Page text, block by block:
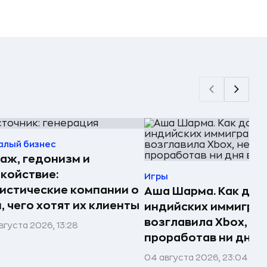
бизнес
гедонизм и
компании о
чего хотят их клиенты
2026, 13:28
Игры
Аша Шарма. Как
индийских
возглавила Xbox, не
проработав ни дня
04 августа 2026, 23:04